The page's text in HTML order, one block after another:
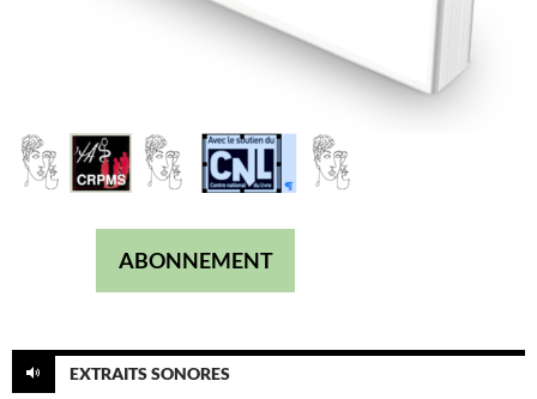
ABONNEMENT
EXTRAITS SONORES